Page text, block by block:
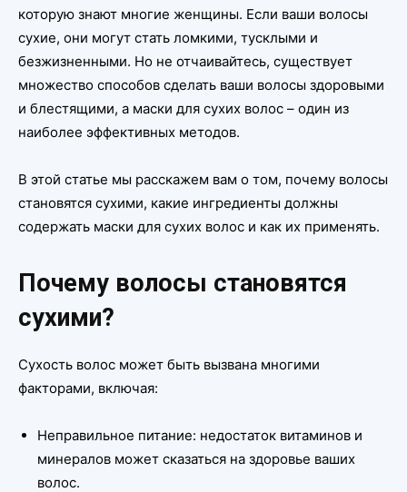
которую знают многие женщины. Если ваши волосы
сухие, они могут стать ломкими, тусклыми и
безжизненными. Но не отчаивайтесь, существует
множество способов сделать ваши волосы здоровыми
и блестящими, а маски для сухих волос – один из
наиболее эффективных методов.
В этой статье мы расскажем вам о том, почему волосы
становятся сухими, какие ингредиенты должны
содержать маски для сухих волос и как их применять.
Почему волосы становятся
сухими?
Сухость волос может быть вызвана многими
факторами, включая:
Неправильное питание: недостаток витаминов и
минералов может сказаться на здоровье ваших
волос.